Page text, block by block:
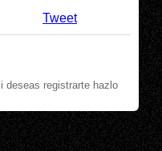
Tweet
deseas registrarte hazlo